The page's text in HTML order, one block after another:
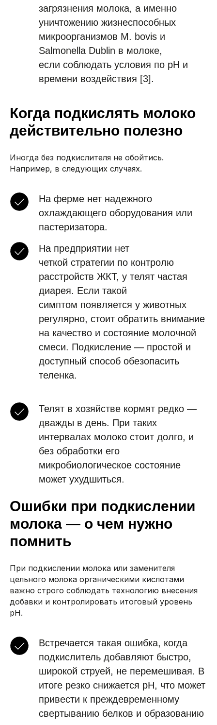
загрязнения молока, а именно
уничтожению жизнеспособных
микроорганизмов M. bovis и
Salmonella Dublin в молоке,
если соблюдать условия по рН и
времени воздействия [3].
Когда подкислять молоко
действительно полезно
Иногда без подкислителя не обойтись.
Например, в следующих случаях.
На ферме нет надежного
охлаждающего оборудования или
пастеризатора.
На предприятии нет
четкой стратегии по контролю
расстройств ЖКТ, у телят частая
диарея. Если такой
симптом появляется у животных
регулярно, стоит обратить внимание
на качество и состояние молочной
смеси. Подкисление — простой и
доступный способ обезопасить
теленка.
Телят в хозяйстве кормят редко —
дважды в день. При таких
интервалах молоко стоит долго, и
без обработки его
микробиологическое состояние
может ухудшиться.
Ошибки при подкислении
молока — о чем нужно
помнить
При подкислении молока или заменителя
цельного молока органическими кислотами
важно строго соблюдать технологию внесения
добавки и контролировать итоговый уровень
pH.
Встречается такая ошибка, когда
подкислитель добавляют быстро,
широкой струей, не перемешивая. В
итоге резко снижается pH, что может
привести к преждевременному
свертыванию белков и образованию